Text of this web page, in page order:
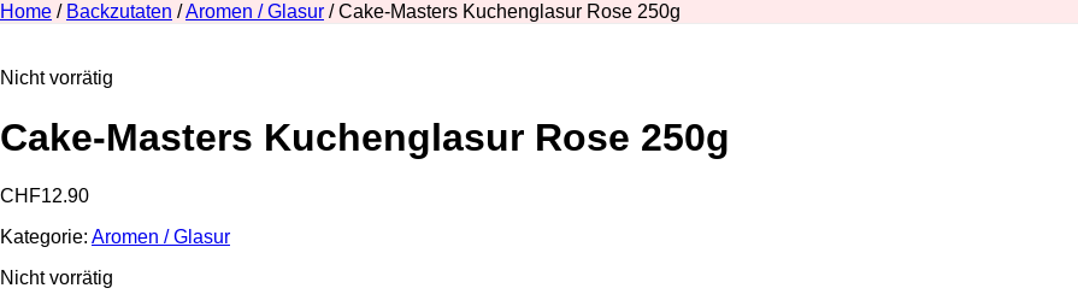
Home / Backzutaten /Aromen / Glasur / Cake-Masters Kuchenglasur Rose 250g
Nicht vorrätig
Cake-Masters Kuchenglasur Rose 250g
CHF12.90
Kategorie: Aromen / Glasur
Nicht vorrätig